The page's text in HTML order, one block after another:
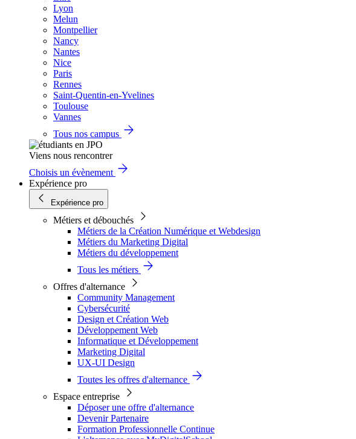
Lyon
Melun
Montpellier
Nancy
Nantes
Nice
Paris
Rennes
Saint-Quentin-en-Yvelines
Toulouse
Vannes
Tous nos campus
Viens nous rencontrer
Choisis un évènement
Expérience pro
Expérience pro
Métiers et débouchés
Métiers de la Création Numérique et Webdesign
Métiers du Marketing Digital
Métiers du développement
Tous les métiers
Offres d'alternance
Community Management
Cybersécurité
Design et Création Web
Développement Web
Informatique et Développement
Marketing Digital
UX-UI Design
Toutes les offres d'alternance
Espace entreprise
Déposer une offre d'alternance
Devenir Partenaire
Formation Professionnelle Continue